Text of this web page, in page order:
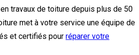
travaux de toiture depuis plus de 50
met à votre service une équipe de
et certifiés pour réparer votre